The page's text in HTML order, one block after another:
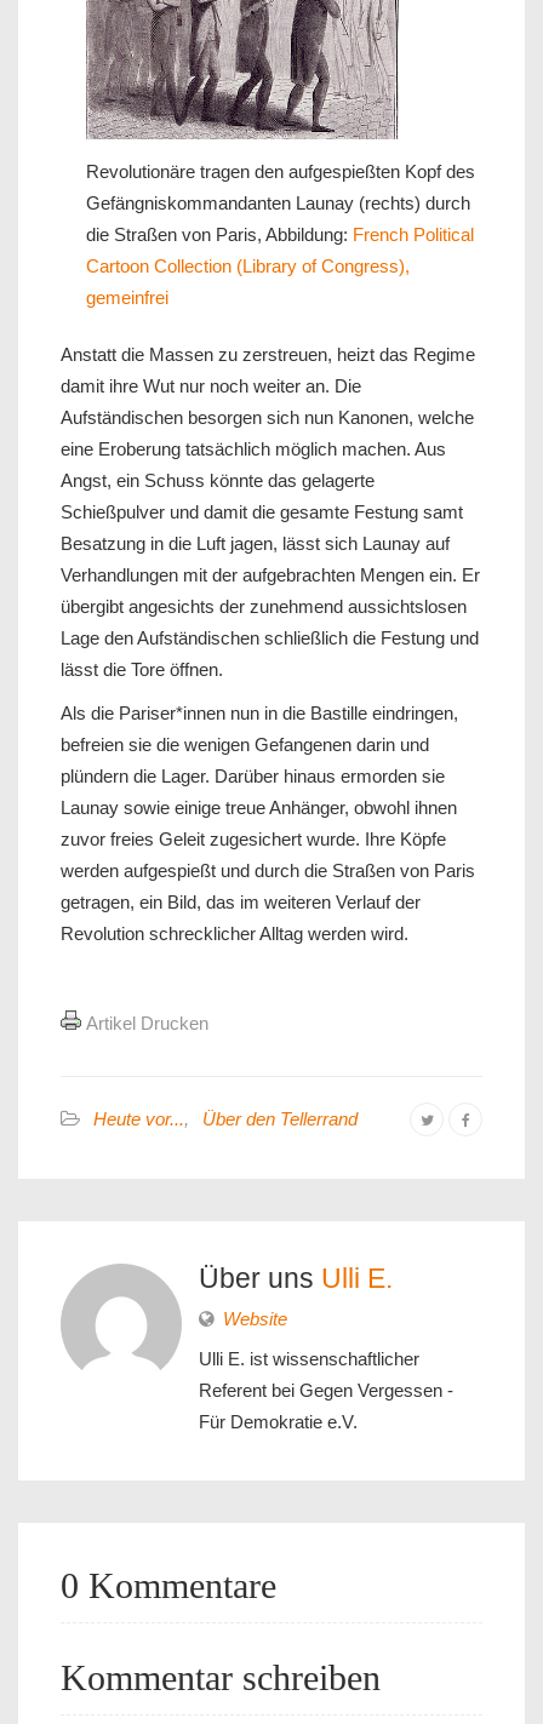
Revolutionäre tragen den aufgespießten Kopf des
Gefängniskommandanten Launay (rechts) durch
die Straßen von Paris, Abbildung: French Political
Cartoon Collection (Library of Congress),
gemeinfrei
Anstatt die Massen zu zerstreuen, heizt das Regime
damit ihre Wut nur noch weiter an. Die
Aufständischen besorgen sich nun Kanonen, welche
eine Eroberung tatsächlich möglich machen. Aus
Angst, ein Schuss könnte das gelagerte
Schießpulver und damit die gesamte Festung samt
Besatzung in die Luft jagen, lässt sich Launay auf
Verhandlungen mit der aufgebrachten Mengen ein. Er
übergibt angesichts der zunehmend aussichtslosen
Lage den Aufständischen schließlich die Festung und
lässt die Tore öffnen.
Als die Pariser*innen nun in die Bastille eindringen,
befreien sie die wenigen Gefangenen darin und
plündern die Lager. Darüber hinaus ermorden sie
Launay sowie einige treue Anhänger, obwohl ihnen
zuvor freies Geleit zugesichert wurde. Ihre Köpfe
werden aufgespießt und durch die Straßen von Paris
getragen, ein Bild, das im weiteren Verlauf der
Revolution schrecklicher Alltag werden wird.
Artikel Drucken
Heute vor..., Über den Tellerrand
Über uns Ulli E.
Website
Ulli E. ist wissenschaftlicher
Referent bei Gegen Vergessen -
Für Demokratie e.V.
0 Kommentare
Kommentar schreiben